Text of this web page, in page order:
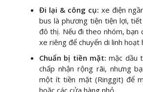
Đi lại & công cụ: xe điện
bus là phương tiện tiện lợi,
đô thị. Nếu đi theo nhóm, bạn
xe riêng để chuyển di linh hoạt
Chuẩn bị tiền mặt: mặc dầu
chấp nhận rộng rãi, nhưng
một ít tiền mặt (Ringgit) để